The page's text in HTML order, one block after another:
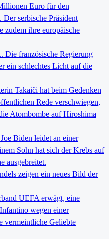
Euro für den
serbische Präsident
zudem ihre europäische
Die französische Regierung
ein schlechtes Licht auf die
Takaiči hat beim Gedenken
Rede verschwiegen,
Atombombe auf Hiroshima
Biden leidet an einer
Sohn hat sich der Krebs auf
ausgebreitet.
zeigen ein neues Bild der
UEFA erwägt, eine
wegen einer
vermeintliche Geliebte